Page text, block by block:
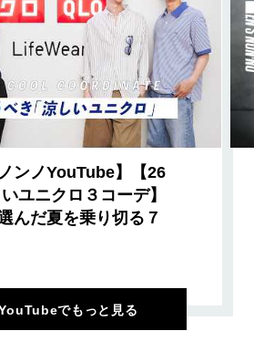
ンノYouTube】【26
ユニクロ３コーデ】
んだ夏を乗り切る７
でもっと見る